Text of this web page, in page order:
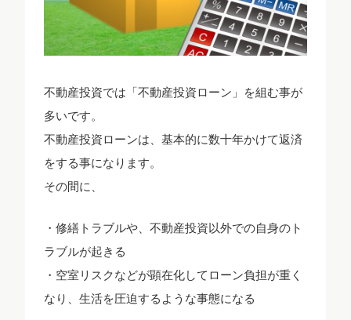
不動産投資では「不動産投資ローン」を組む事が
多いです。
不動産投資ローンは、基本的に数十年かけて返済
をする事になります。
その間に、
・修繕トラブルや、不動産投資以外での自身のト
ラブルが起きる
・空室リスクなどが顕在化してローン負担が重く
なり、生活を圧迫するような事態になる